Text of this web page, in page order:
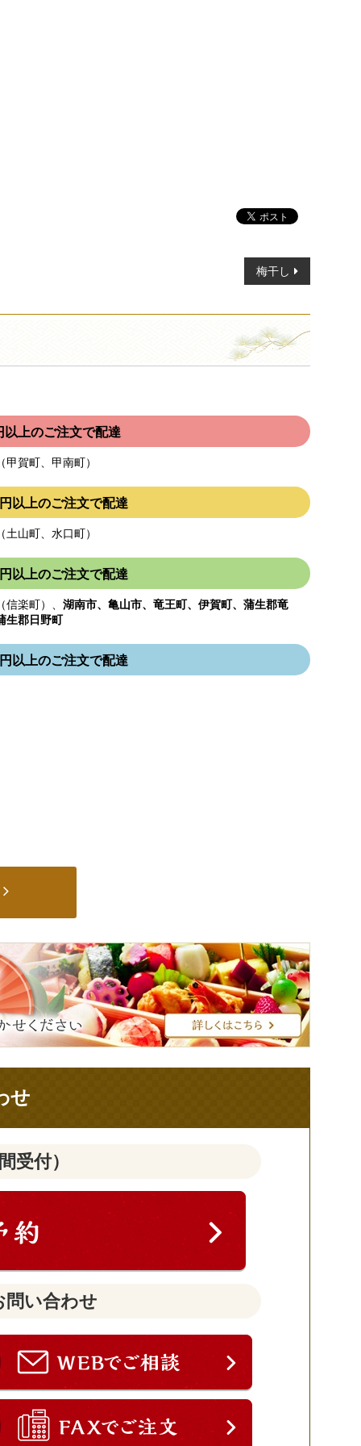
梅干し
以上のご注文で配達
（甲賀町、甲南町）
以上のご注文で配達
（土山町、水口町）
以上のご注文で配達
（信楽町）、 湖南市、亀山市、竜王町、伊賀町、蒲生郡竜
生郡日野町
以上のご注文で配達
せ
受付）
問い合わせ